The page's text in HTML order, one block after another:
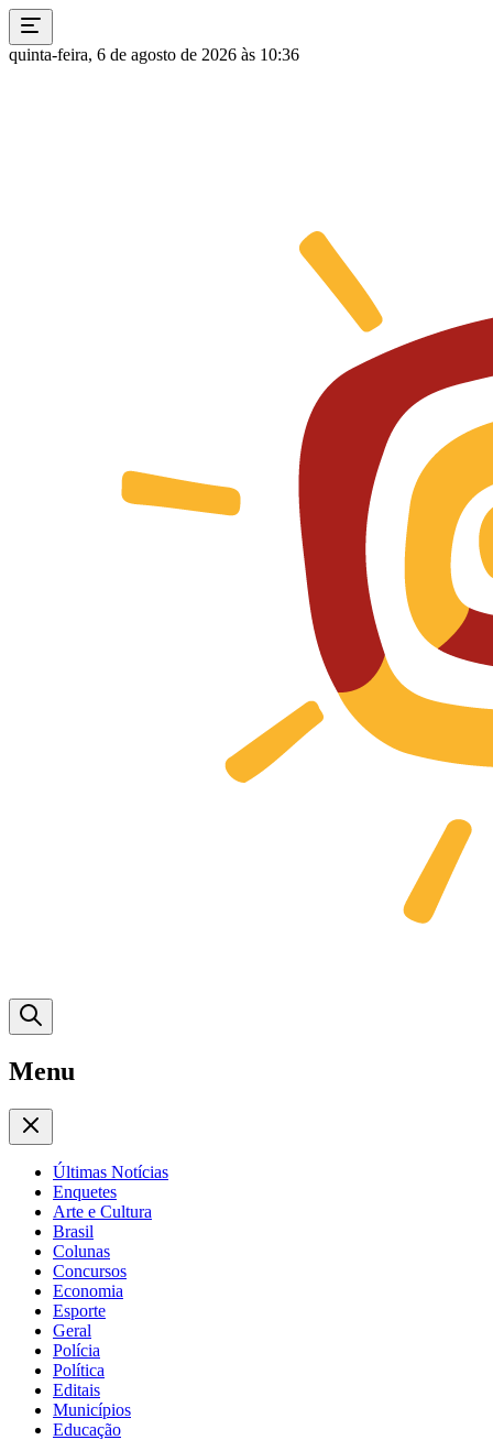
quinta-feira, 6 de agosto de 2026 às 10:36
Menu
Últimas Notícias
Enquetes
Arte e Cultura
Brasil
Colunas
Concursos
Economia
Esporte
Geral
Polícia
Política
Editais
Municípios
Educação